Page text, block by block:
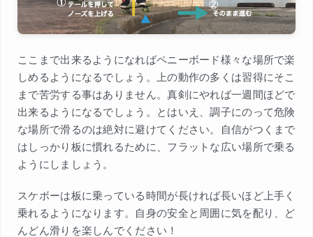
ここまで出来るようになればペニーボード様々な場所で楽
しめるようになるでしょう。上の動作の多くは習得にそこ
まで苦労する事はありません。真剣にやれば一週間ほどで
出来るようになるでしょう。とはいえ、調子にのって危険
な場所で滑るのは絶対に避けてください。自信がつくまで
はしっかり板に慣れるために、フラットな広い場所で乗る
ようにしましょう。
スケボーは板に乗っている時間が長ければ長いほど上手く
乗れるようになります。自身の安全と周囲に気を配り、ど
んどん滑りを楽しんでください！